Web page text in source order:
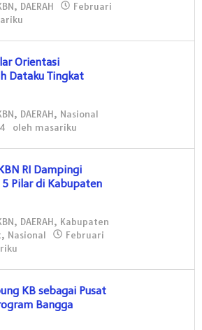
, DAERAH
Februari
Orientasi
Dataku Tingkat
, DAERAH, Nasional
oleh masariku
RI Dampingi
5 Pilar di Kabupaten
, DAERAH, Kabupaten
, Nasional
Februari
KB sebagai Pusat
Bangga